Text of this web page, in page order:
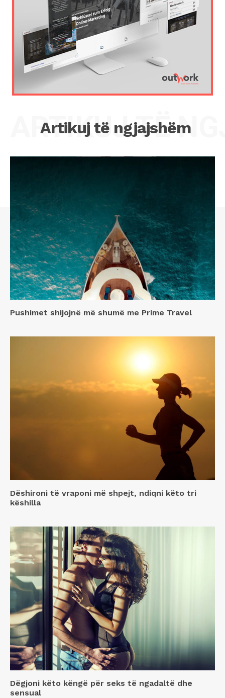
Artikuj të ngjajshëm
ARTIKUJ TË
Pushimet shijojnë më shumë me Prime Travel
Dëshironi të vraponi më shpejt, ndiqni këto tri
këshilla
Dëgjoni këto këngë për seks të ngadaltë dhe
sensual